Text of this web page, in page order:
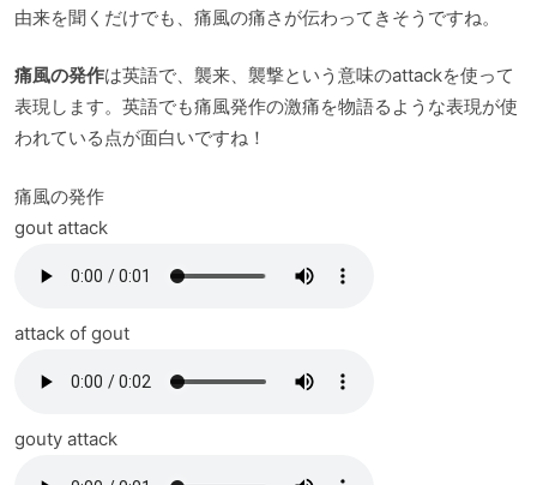
由来を聞くだけでも、痛風の痛さが伝わってきそうですね。
痛風の発作は英語で、襲来、襲撃という意味のattackを使って
表現します。英語でも痛風発作の激痛を物語るような表現が使
われている点が面白いですね！
痛風の発作
gout attack
attack of gout
gouty attack